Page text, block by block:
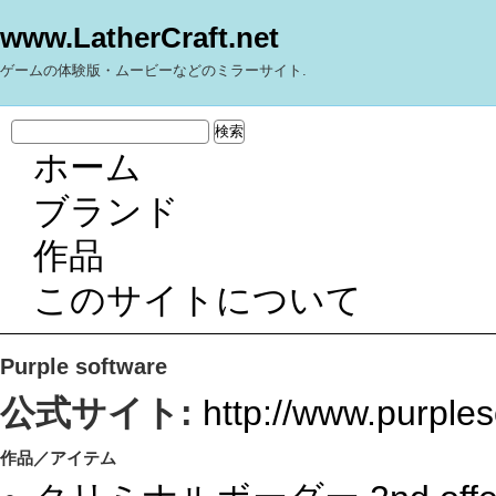
www.LatherCraft.net
ゲームの体験版・ムービーなどのミラーサイト.
ホーム
ブランド
作品
このサイトについて
Purple software
公式サイト: http://
作品／アイテム